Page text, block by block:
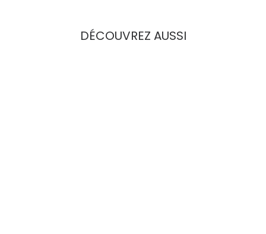
DÉCOUVREZ AUSSI